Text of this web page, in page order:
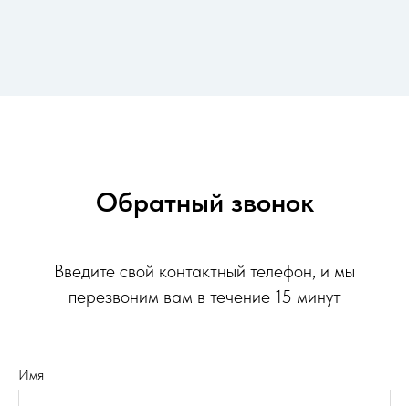
Обратный звонок
Введите свой контактный телефон, и мы
перезвоним вам в течение 15 минут
Имя